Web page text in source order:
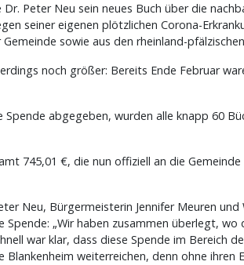
Peter Neu sein neues Buch über die
seiner eigenen plötzlichen Corona-
sowie aus den rheinland-
noch größer: Bereits Ende Februar
abgegeben, wurden alle knapp 60
745,01 €, die nun offiziell an die
Neu, Bürgermeisterin Jennifer Meuren
Spende: „Wir haben zusammen überlegt,
war klar, dass diese Spende im
Blankenheim weiterreichen, denn ohne